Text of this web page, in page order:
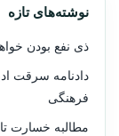
نوشته‌های تازه
ذی نفع بودن
فرهنگی
مطالبه خسارت